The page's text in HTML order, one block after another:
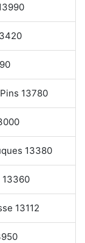
13780
13380
13360
13112